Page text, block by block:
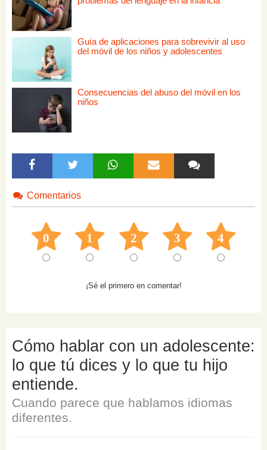
Guía de aplicaciones para sobrevivir al uso
del móvil de los niños y adolescentes
Consecuencias del abuso del móvil en los
niños
Comentarios
0 1 2 3 4
¡Sé el primero en comentar!
Cómo hablar con un adolescente:
lo que tú dices y lo que tu hijo
entiende.
Cuando parece que hablamos idiomas
diferentes.